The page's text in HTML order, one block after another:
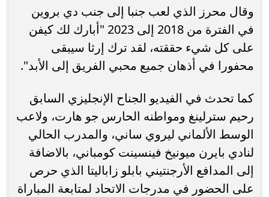
وقال محرز الذي لعب جنبا إلى جنب دي بروين
في الفترة من 2018 إلى 2023 "أبارك لك كيفن
على كل شيء حققته، لقد ترك إرثا سيبقى
محفورا في أذهان جميع محبي الفريق إلى الأبد".
كما تحدث في الفيديو الجناح الإنجليزي السابق
رحيم سترلينغ ومواطنه الحارس جو هارت، ولاعب
الوسط الألماني ليروي ساني، والمدرب الحالي
لنادي بايرن ميونيخ فينسينت كومباني، بالاضافة
إلى المدافع الأرجنتيني بابلو زاباليتا الذي حرص
على الحضور في مدرجات الاتحاد لمتابعة المباراة